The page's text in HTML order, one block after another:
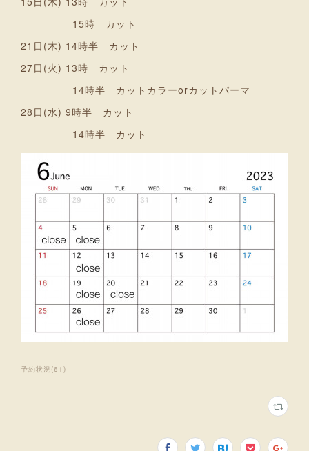
15時 カット
21日(木) 14時半 カット
27日(火) 13時 カット
14時半 カットカラーorカットパーマ
28日(水) 9時半 カット
14時半 カット
予約状況 (61 )